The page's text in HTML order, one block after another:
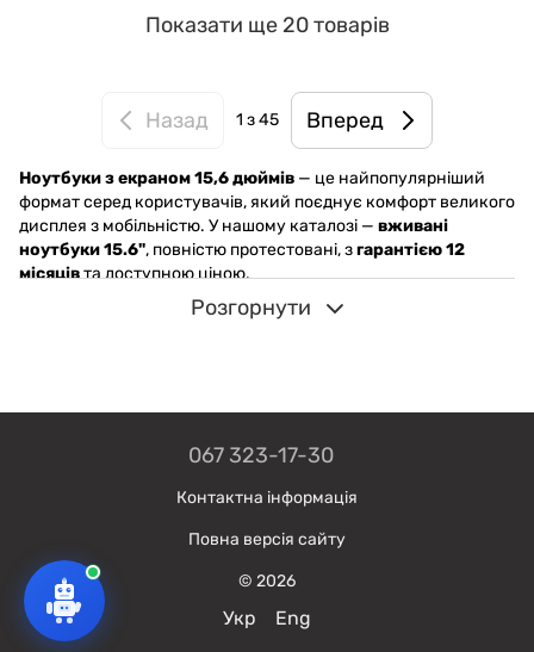
Показати ще 20 товарів
Назад 1 з 45 Вперед
Ноутбуки з екраном 15,6 дюймів — це найпопулярніший
формат серед користувачів, який поєднує комфорт великого
дисплея з мобільністю. У нашому каталозі — вживані
ноутбуки 15.6", повністю протестовані, згарантією 12
місяцівта доступною ціною.
📐 Переваги діагоналі 15.6":
зустрічах
оптимальний формат для навчання, роботи та
ноутбук 15.6 для навчання (школярі, студенти)
офісний ноутбук із Windows 10/11
ноутбук для перегляду фільмів, YouTube, соцмереж
Розгорнути
067 323-17-30
Контактна інформація
Повна версія сайту
© 2026
Укр Eng